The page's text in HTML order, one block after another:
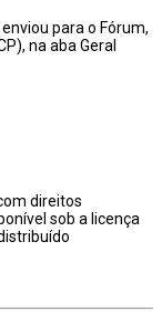
para o Fórum,
na aba Geral
direitos
sob a licença